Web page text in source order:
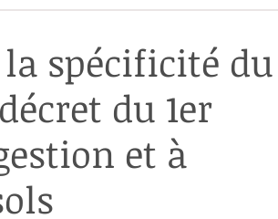
spécificité du
du 1er
et à